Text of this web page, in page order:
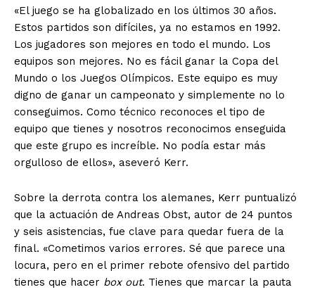
«El juego se ha globalizado en los últimos 30 años.
Estos partidos son difíciles, ya no estamos en 1992.
Los jugadores son mejores en todo el mundo. Los
equipos son mejores. No es fácil ganar la Copa del
Mundo o los Juegos Olímpicos. Este equipo es muy
digno de ganar un campeonato y simplemente no lo
conseguimos. Como técnico reconoces el tipo de
equipo que tienes y nosotros reconocimos enseguida
que este grupo es increíble. No podía estar más
orgulloso de ellos», aseveró Kerr.
Sobre la derrota contra los alemanes, Kerr puntualizó
que la actuación de Andreas Obst, autor de 24 puntos
y seis asistencias, fue clave para quedar fuera de la
final. «Cometimos varios errores. Sé que parece una
locura, pero en el primer rebote ofensivo del partido
tienes que hacer box out. Tienes que marcar la pauta